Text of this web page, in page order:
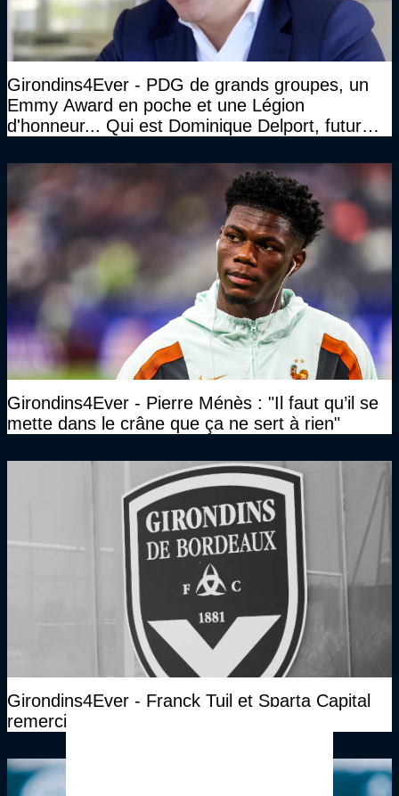
Girondins4Ever - PDG de grands groupes, un
Emmy Award en poche et une Légion
d'honneur... Qui est Dominique Delport, futur
Girondins4Ever - Pierre Ménès : "Il faut qu’il se
mette dans le crâne que ça ne sert à rien"
Girondins4Ever - Franck Tuil et Sparta Capital
remercient longuement Gérard Lopez